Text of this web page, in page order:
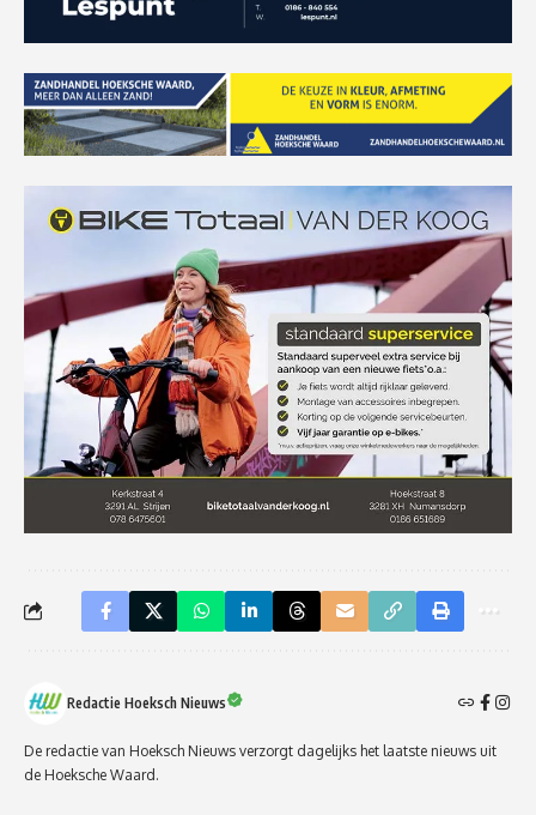
Redactie Hoeksch Nieuws
De redactie van Hoeksch Nieuws verzorgt dagelijks het laatste nieuws uit
de Hoeksche Waard.